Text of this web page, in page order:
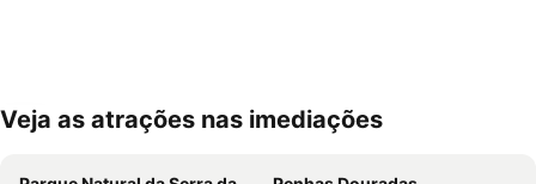
Ampliar mapa
Veja as atrações nas imediações